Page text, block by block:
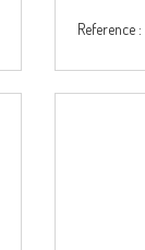
Reference :